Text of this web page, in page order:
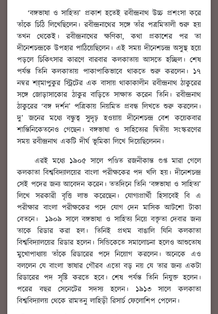
‘বঙ্গভাষা ও সাহিত্য’ প্রকাশ হতেই রবীন্দ্রনাথ উচ্চ প্রশংসা করে
তাঁকে চিঠি লিখেছিলেন। রবীন্দ্রনাথের সঙ্গে তাঁর পত্রমিতালী শুরু হয়
তখন থেকেই। রবীন্দ্রনাথের ক্ষণিকা, কথা প্রকাশের পর তা
দীনেশচন্দ্রকে উপহার পাঠিয়েছিলেন। এই সময় দীনেশচন্দ্র অসুস্থ হয়ে
পড়লে চিকিত্সার কারণে বারবার কলকাতায় আসতে হচ্ছিল। শেষ
পর্যন্ত তিনি কলকাতায় পাকাপাকিভাবে থাকতে শুরু করলেন। ১৭
নম্বর শ্যা্মাপুকুর স্ট্রিটের এক বাসায় থাকাকালীন রবীন্দ্রনাথ ঠাকুরের
সঙ্গে জোড়াসাকোর ঠাকুর বাড়িতে সাক্ষাত করেন তিনি। রবীন্দ্রনাথ
ঠাকুরের ‘বঙ্গ দর্শন’ পত্রিকায় নিয়মিত প্রবন্ধ লিখতে শুরু করলেন।
দু’ জনের মধ্যে বন্ধুত্ব সুদৃঢ় হওয়ায় দীনেশচন্দ্র বেশ কয়েকবার
শান্তিনিকেতনেও গেছেন। বঙ্গভাষা ও সাহিত্যের দ্বিতীয় সংস্করণের
সময় রবীন্দ্রনাথ একটি দীর্ঘ ভূমিকা লিখে দিয়েছিলেনন।
এরই মধ্যে ১৯০৫ সালে পণ্ডিত রজনীকান্ত গুপ্ত মারা গেলে
কলকাতা বিশ্ববিদ্যালয়ের বাংলা পরীক্ষকের পদ খলি হয়। দীনেশচন্দ্র
সেই পদের জন্য আবেদন করেন। ততদিনে তিনি ‘বঙ্গভাষা ও সাহিত্য’
লিখে সরকারী বৃত্তি লাভ করেছেন। যোগ্যপ্রার্থী হিসাবেই বি এ
পরীক্ষার বাংলা পরীক্ষকের পদে যোগ দেন মাসিক আটশো টাকা
বেতনে। ১৯০৯ সালে বঙ্গভাষা ও সাহিত্য নিয়ে বক্তৃতা দেবার জন্য
তাকে রিডার করা হল। তিনিই প্রথম বাঙালি যিনি কলকাতা
বিশ্ববিদ্যালয়ের রিডার হলেন। সিন্ডিকেতে সমালোচনা হলেও আশুতোষ
মুখোপাধ্যায় তাঁকে রিডারের পদে নিয়োগ করলেন। অনেকে এও
বললেন যে বাংলা ভাষার গৌরব এতো বড় নয় যে তার জন্য একটা
রিডারের পদ সৃষ্টি করতে হবে। শেষ পর্যন্ত তিনি নিযুক্ত হলেন।
পরের বছর সেনেটের সদস্য হলেন। ১৯১৩ সালে কলকাতা
বিশ্ববিদ্যালয় থেকে রামতনু লাহিড়ী রিসার্চ ফেলোশিপ পেলেন।